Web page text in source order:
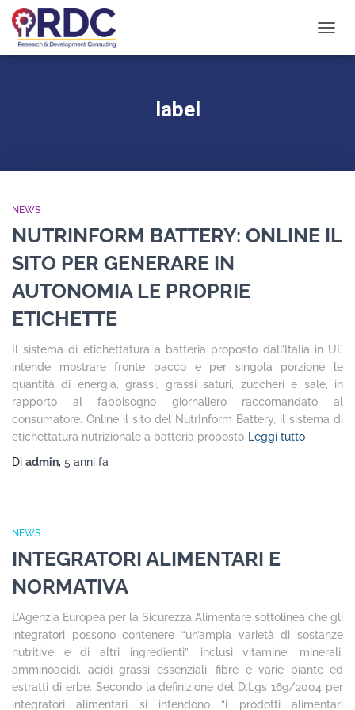
label
NEWS
NUTRINFORM BATTERY: ONLINE IL
SITO PER GENERARE IN
AUTONOMIA LE PROPRIE
ETICHETTE
Il sistema di etichettatura a batteria proposto dall’Italia in UE
intende mostrare fronte pacco e per singola porzione le
quantità di energia, grassi, grassi saturi, zuccheri e sale, in
rapporto al fabbisogno giornaliero raccomandato al
consumatore. Online il sito del NutrInform Battery, il sistema di
etichettatura nutrizionale a batteria proposto Leggi tutto
Di admin, 5 anni fa
NEWS
INTEGRATORI ALIMENTARI E
NORMATIVA
L’Agenzia Europea per la Sicurezza Alimentare sottolinea che gli
integratori possono contenere “un’ampia varietà di sostanze
nutritive e di altri ingredienti”, inclusi vitamine, minerali,
amminoacidi, acidi grassi essenziali, fibre e varie piante ed
estratti di erbe. Secondo la definizione del D.Lgs 169/2004 per
integratori alimentari si intendono “i prodotti alimentari